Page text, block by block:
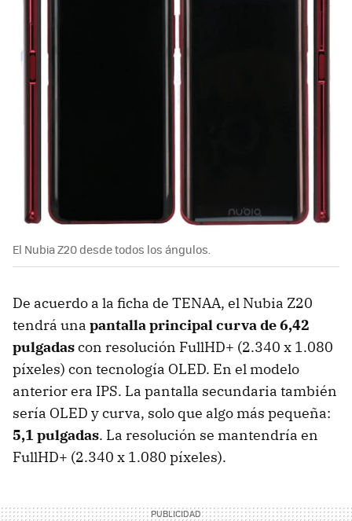
El Nubia Z20 desde todos los ángulos.
De acuerdo a la ficha de TENAA, el Nubia Z20
tendrá una pantalla principal curva de 6,42
pulgadascon resolución FullHD+ (2.340 x 1.080
píxeles) con tecnología OLED. En el modelo
anterior era IPS. La pantalla secundaria también
sería OLED y curva, solo que algo más pequeña:
5,1 pulgadas. La resolución se mantendría en
FullHD+ (2.340 x 1.080 píxeles).